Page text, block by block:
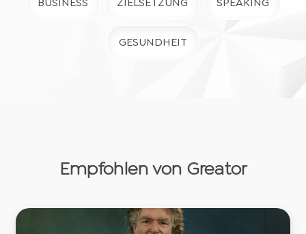
GESUNDHEIT
Empfohlen von Greator